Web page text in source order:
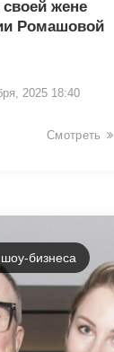
жене
Ромашовой
2025 18:40
Смотреть
бизнеса